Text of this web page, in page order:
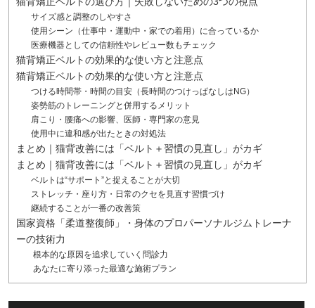
サイズ感と調整のしやすさ
使用シーン（仕事中・運動中・家での着用）に合っているか
医療機器としての信頼性やレビュー数もチェック
猫背矯正ベルトの効果的な使い方と注意点
猫背矯正ベルトの効果的な使い方と注意点
つける時間帯・時間の目安（長時間のつけっぱなしはNG）
姿勢筋のトレーニングと併用するメリット
肩こり・腰痛への影響、医師・専門家の意見
使用中に違和感が出たときの対処法
まとめ｜猫背改善には「ベルト＋習慣の見直し」がカギ
まとめ｜猫背改善には「ベルト＋習慣の見直し」がカギ
ベルトは“サポート”と捉えることが大切
ストレッチ・座り方・日常のクセを見直す習慣づけ
継続することが一番の改善策
国家資格「柔道整復師」・身体のプロパーソナルジムトレーナ
ーの技術力
根本的な原因を追求していく問診力
あなたに寄り添った最適な施術プラン